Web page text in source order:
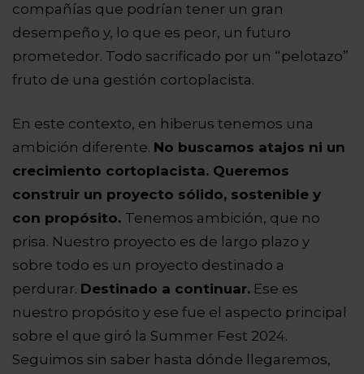
compañías que podrían tener un gran
desempeño y, lo que es peor, un futuro
prometedor. Todo sacrificado por un “pelotazo”
fruto de una gestión cortoplacista.
En este contexto, en hiberus tenemos una
ambición diferente. No buscamos atajos ni un
crecimiento cortoplacista. Queremos
construir un proyecto sólido, sostenible y
con propósito. Tenemos ambición, que no
prisa. Nuestro proyecto es de largo plazo y
sobre todo es un proyecto destinado a
perdurar. Destinado a continuar. Ese es
nuestro propósito y ese fue el aspecto principal
sobre el que giró la Summer Fest 2024.
Seguimos sin saber hasta dónde llegaremos,